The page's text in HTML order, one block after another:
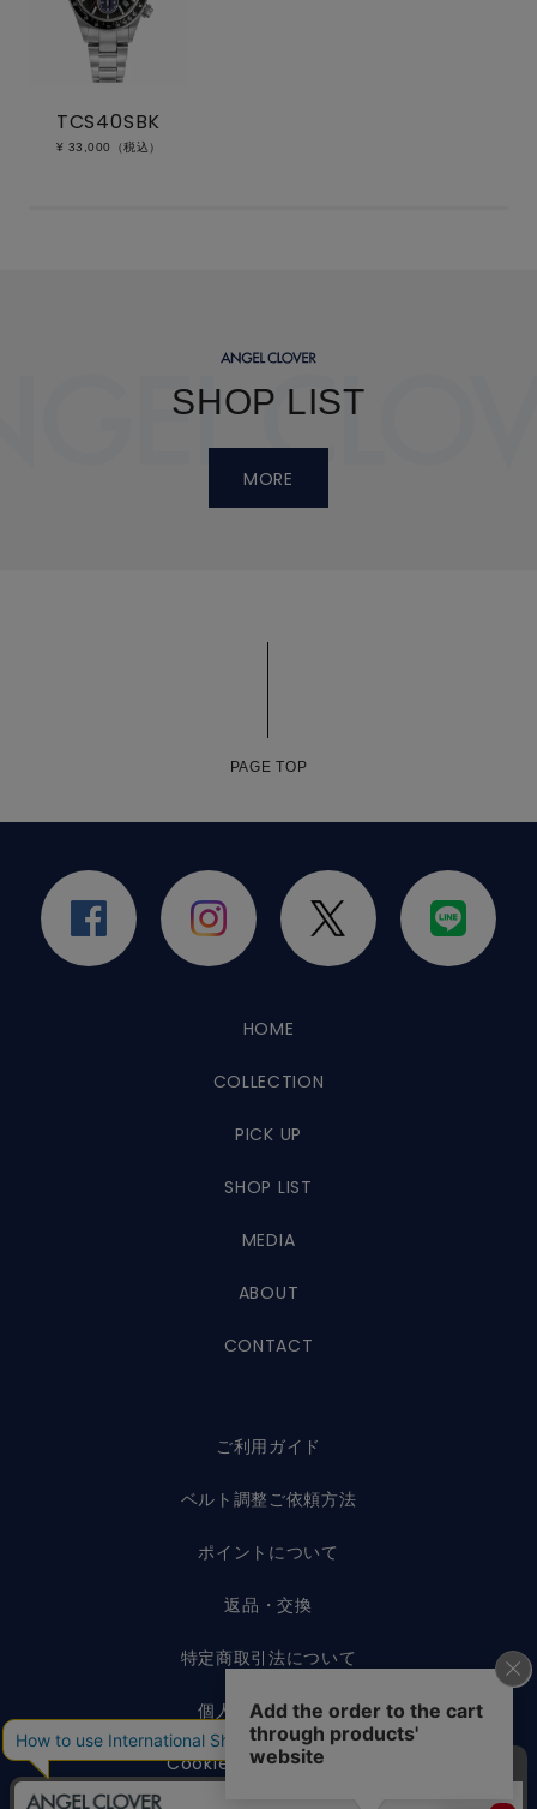
TCS40SBK
¥ 33,000（税込）
SHOP LIST
MORE
PAGE TOP
HOME
COLLECTION
PICK UP
SHOP LIST
MEDIA
ABOUT
CONTACT
ご利用ガイド
ベルト調整ご依頼方法
ポイントについて
返品・交換
特定商取引法について
個人情報保護方針
Cookieポリシーについて